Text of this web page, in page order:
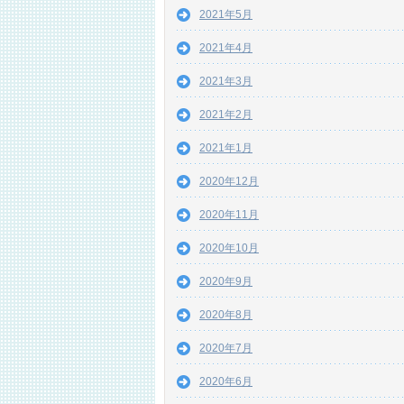
2021年5月
2021年4月
2021年3月
2021年2月
2021年1月
2020年12月
2020年11月
2020年10月
2020年9月
2020年8月
2020年7月
2020年6月